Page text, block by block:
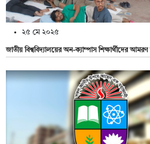
২৫ মে ২০২৫
জাতীয় বিশ্ববিদ্যালয়ের অন-ক্যাম্পাস শিক্ষার্থীদের